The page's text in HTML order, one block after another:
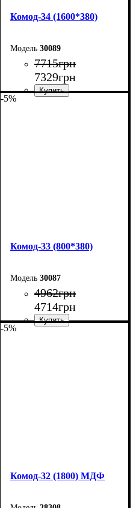
Комод-34 (1600*380)
30089
7715грн
7329грн
-5%
Комод-33 (800*380)
30087
4962грн
4714грн
-5%
Комод-32 (1800) МДФ